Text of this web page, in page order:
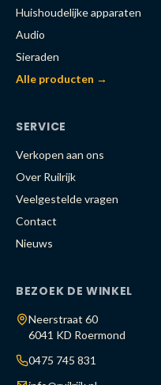
Huishoudelijke apparaten
Audio
Sieraden
Alle producten →
SERVICE
Verkopen aan ons
Over Ruilrijk
Veelgestelde vragen
Contact
Nieuws
BEZOEK DE WINKEL
Neerstraat 60
6041 KD Roermond
0475 745 831